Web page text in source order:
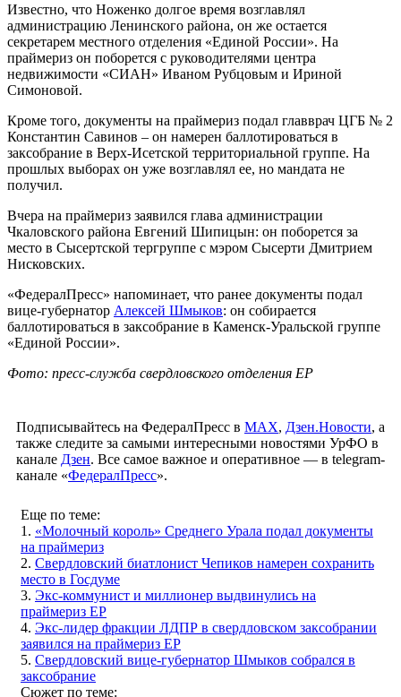
Известно, что Ноженко долгое время возглавлял
администрацию Ленинского района, он же остается
секретарем местного отделения «Единой России». На
праймериз он поборется с руководителями центра
недвижимости «СИАН» Иваном Рубцовым и Ириной
Симоновой.
Кроме того, документы на праймериз подал главврач ЦГБ № 2
Константин Савинов – он намерен баллотироваться в
заксобрание в Верх-Исетской территориальной группе. На
прошлых выборах он уже возглавлял ее, но мандата не
получил.
Вчера на праймериз заявился глава администрации
Чкаловского района Евгений Шипицын: он поборется за
место в Сысертской тергруппе с мэром Сысерти Дмитрием
Нисковских.
«ФедералПресс» напоминает, что ранее документы подал
вице-губернатор Алексей Шмыков: он собирается
баллотироваться в заксобрание в Каменск-Уральской группе
«Единой России».
Фото: пресс-служба свердловского отделения ЕР
Подписывайтесь на ФедералПресс в МАХ, Дзен.Новости, а
также следите за самыми интересными новостями УрФО в
канале Дзен. Все самое важное и оперативное — в telegram-
канале «ФедералПресс».
Еще по теме:
1. «Молочный король» Среднего Урала подал документы
на праймериз
2. Свердловский биатлонист Чепиков намерен сохранить
место в Госдуме
3. Экс-коммунист и миллионер выдвинулись на
праймериз ЕР
4. Экс-лидер фракции ЛДПР в свердловском заксобрании
заявился на праймериз ЕР
5. Свердловский вице-губернатор Шмыков собрался в
заксобрание
Сюжет по теме: